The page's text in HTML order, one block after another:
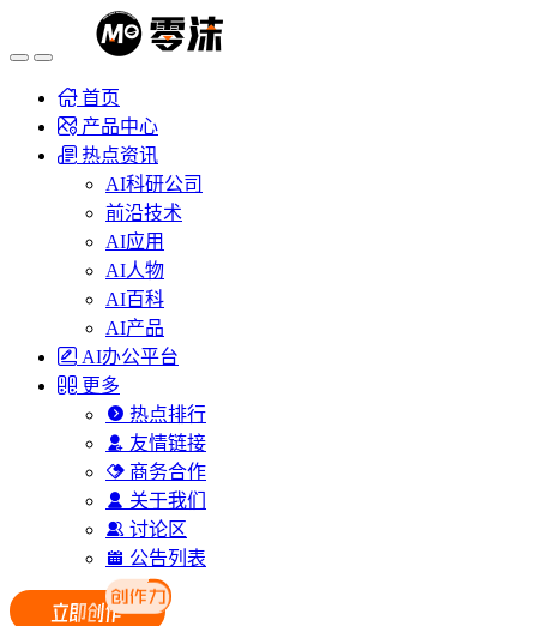
首页
产品中心
热点资讯
AI科研公司
前沿技术
AI应用
AI人物
AI百科
AI产品
AI办公平台
更多
热点排行
友情链接
商务合作
关于我们
讨论区
公告列表